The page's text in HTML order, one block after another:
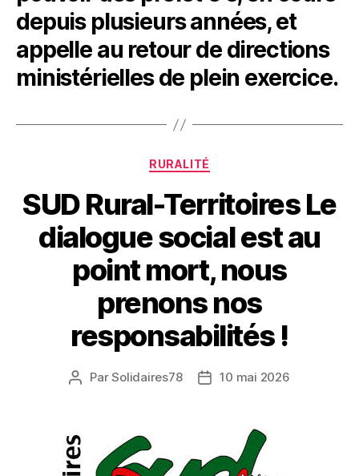
depuis plusieurs années, et
appelle au retour de directions
ministérielles de plein exercice.
Catégories
RURALITÉ
SUD Rural-Territoires Le
dialogue social est au
point mort, nous
prenons nos
responsabilités !
Auteur
ParSolidaires78
Date10 mai 2026